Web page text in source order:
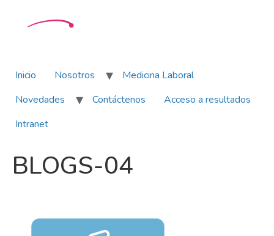
Inicio Nosotros
Medicina Laboral
Novedades
Contáctenos
Acceso a resultados
Intranet
BLOGS-04